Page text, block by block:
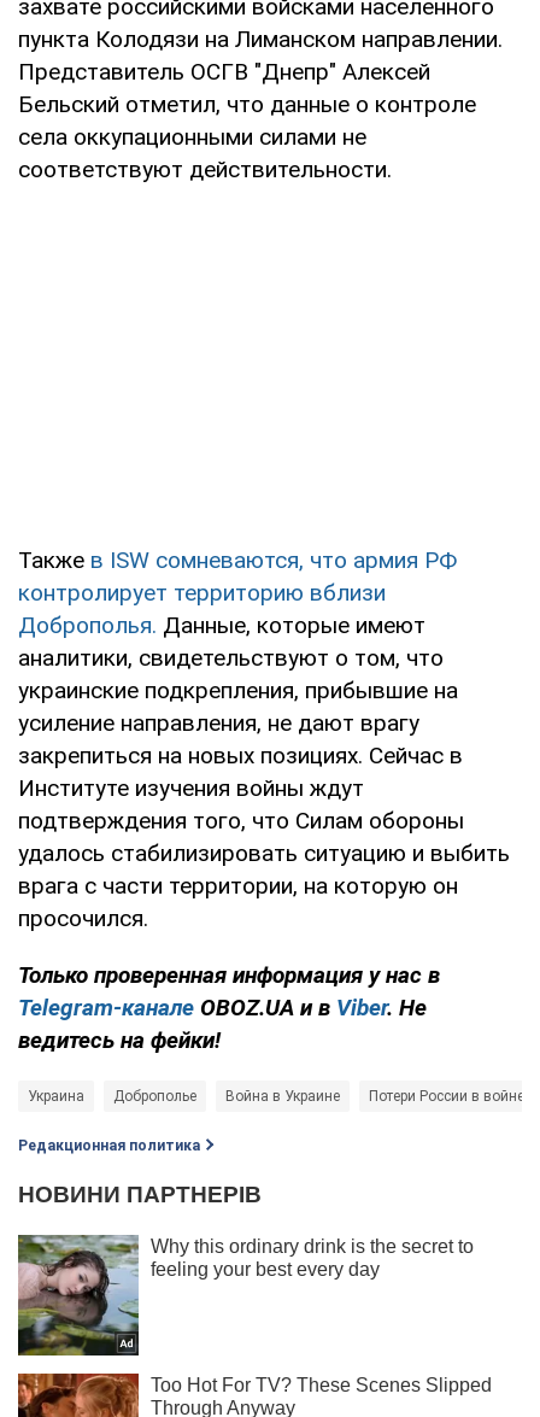
захвате российскими войсками населенного
пункта Колодязи на Лиманском направлении.
Представитель ОСГВ "Днепр" Алексей
Бельский отметил, что данные о контроле
села оккупационными силами не
соответствуют действительности.
Также в ISW сомневаются, что армия РФ
контролирует территорию вблизи
Доброполья. Данные, которые имеют
аналитики, свидетельствуют о том, что
украинские подкрепления, прибывшие на
усиление направления, не дают врагу
закрепиться на новых позициях. Сейчас в
Институте изучения войны ждут
подтверждения того, что Силам обороны
удалось стабилизировать ситуацию и выбить
врага с части территории, на которую он
просочился.
Только проверенная информация у нас в
Telegram-канале OBOZ.UA и в Viber. Не
ведитесь на фейки!
Украина Доброполье Война в Украине Потери России в войне
Редакционная политика